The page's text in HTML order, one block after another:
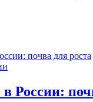
России: